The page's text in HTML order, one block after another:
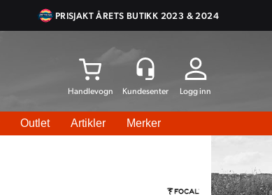
PRISJAKT ÅRETS BUTIKK 2023 & 2024
Logg inn
Outlet Artikler Merker